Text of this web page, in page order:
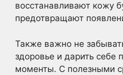
восстанавливают кожу
предотвращают
Также важно не
здоровье и дарить себе
моменты. С полезными